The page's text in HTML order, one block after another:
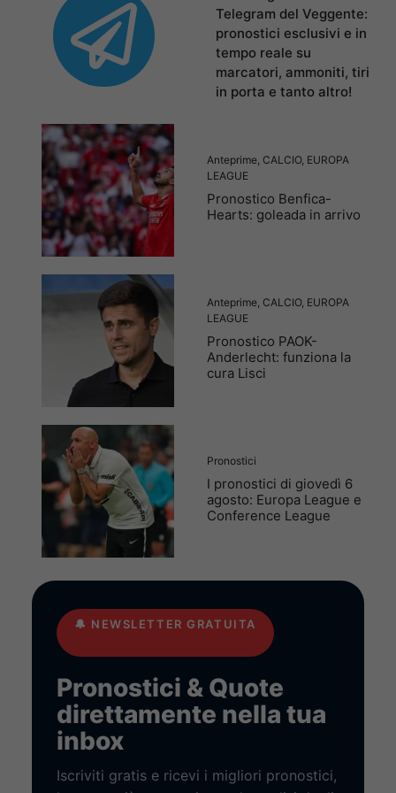
Telegram del Veggente:
pronostici esclusivi e in
tempo reale su
marcatori, ammoniti, tiri
in porta e tanto altro!
Anteprime, CALCIO, EUROPA
LEAGUE
Pronostico Benfica-
Hearts: goleada in arrivo
Anteprime, CALCIO, EUROPA
LEAGUE
Pronostico PAOK-
Anderlecht: funziona la
cura Lisci
Pronostici
I pronostici di giovedì 6
agosto: Europa League e
Conference League
🔔 NEWSLETTER GRATUITA
Pronostici & Quote
direttamente nella tua
inbox
Iscriviti gratis e ricevi i migliori pronostici,